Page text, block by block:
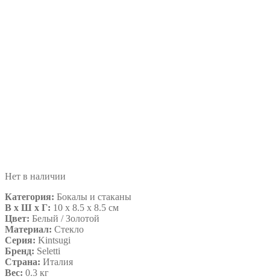
Нет в наличии
Категория: Бокалы и стаканы
В х Ш х Г: 10 x 8.5 x 8.5 см
Цвет: Белый / Золотой
Материал: Стекло
Серия: Kintsugi
Бренд: Seletti
Страна: Италия
Вес: 0.3 кг